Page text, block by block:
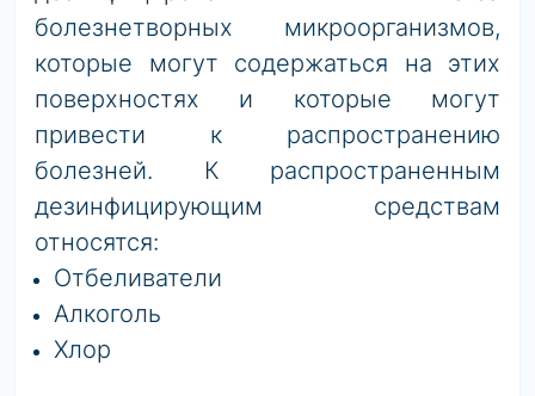
болезнетворных микроорганизмов,
которые могут содержаться на этих
поверхностях и которые могут
привести к распространению
болезней. К распространенным
дезинфицирующим средствам
относятся:
Отбеливатели
Алкоголь
Хлор